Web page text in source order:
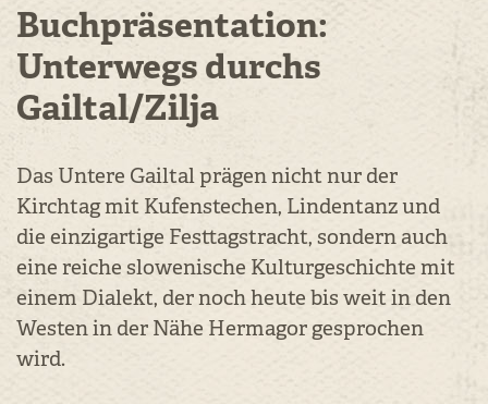
Buchpräsentation:
Unterwegs durchs
Gailtal/Zilja
Das Untere Gailtal prägen nicht nur der
Kirchtag mit Kufenstechen, Lindentanz und
die einzigartige Festtagstracht, sondern auch
eine reiche slowenische Kulturgeschichte mit
einem Dialekt, der noch heute bis weit in den
Westen in der Nähe Hermagor gesprochen
wird.